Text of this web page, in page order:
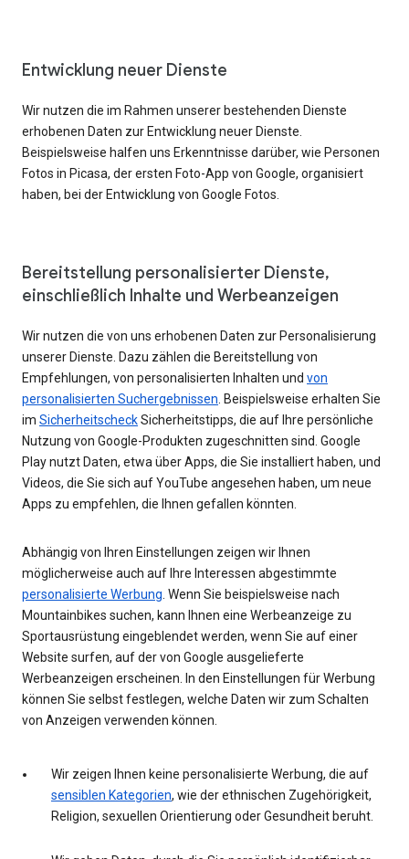
Entwicklung neuer Dienste
Wir nutzen die im Rahmen unserer bestehenden Dienste
erhobenen Daten zur Entwicklung neuer Dienste.
Beispielsweise halfen uns Erkenntnisse darüber, wie Personen
Fotos in Picasa, der ersten Foto-App von Google, organisiert
haben, bei der Entwicklung von Google Fotos.
Bereitstellung personalisierter Dienste,
einschließlich Inhalte und Werbeanzeigen
Wir nutzen die von uns erhobenen Daten zur Personalisierung
unserer Dienste. Dazu zählen die Bereitstellung von
Empfehlungen, von personalisierten Inhalten und von
personalisierten Suchergebnissen . Beispielsweise erhalten Sie
im SicherheitscheckSicherheitstipps, die auf Ihre persönliche
Nutzung von Google-Produkten zugeschnitten sind. Google
Play nutzt Daten, etwa über Apps, die Sie installiert haben, und
Videos, die Sie sich auf YouTube angesehen haben, um neue
Apps zu empfehlen, die Ihnen gefallen könnten.
Abhängig von Ihren Einstellungen zeigen wir Ihnen
möglicherweise auch auf Ihre Interessen abgestimmte
personalisierte Werbung . Wenn Sie beispielsweise nach
Mountainbikes suchen, kann Ihnen eine Werbeanzeige zu
Sportausrüstung eingeblendet werden, wenn Sie auf einer
Website surfen, auf der von Google ausgelieferte
Werbeanzeigen erscheinen. In den Einstellungen für Werbung
können Sie selbst festlegen, welche Daten wir zum Schalten
von Anzeigen verwenden können.
Wir zeigen Ihnen keine personalisierte Werbung, die auf
sensiblen Kategorien, wie der ethnischen Zugehörigkeit,
Religion, sexuellen Orientierung oder Gesundheit beruht.